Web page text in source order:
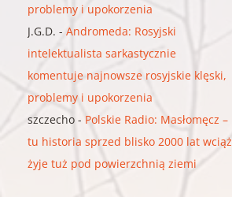
problemy i upokorzenia
J.G.D. -Andromeda: Rosyjski
intelektualista sarkastycznie
komentuje najnowsze rosyjskie klęski,
problemy i upokorzenia
szczecho - Polskie Radio: Masłomęcz –
tu historia sprzed blisko 2000 lat wciąż
żyje tuż pod powierzchnią ziemi